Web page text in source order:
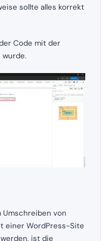
sollte alles korrekt
Code mit der
wurde.
Umschreiben von
einer WordPress-Site
ist die